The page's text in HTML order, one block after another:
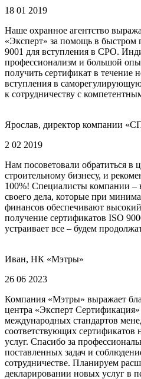
18 01 2019
Наше охранное агентство
«Эксперт» за помощь в
9001 для вступления в СРО.
профессионализм и большой
получить сертификат в течение
вступления в
к сотрудничеству с
Ярослав, директор компании
2 02 2019
Нам посоветовали обратиться в
строительному бизнесу, и
100%! Специалисты компании –
своего дела, которые при
финансов обеспечивают
получение сертификатов ISO
устраивает все – будем
Иван, НК «Мэтры»
26 06 2023
Компания «Мэтры» выражает
центра «Эксперт
международных стандартов
соответствующих
услуг. Спасибо за
поставленных задач и
сотрудничестве. Планируем
декларировании новых услуг в